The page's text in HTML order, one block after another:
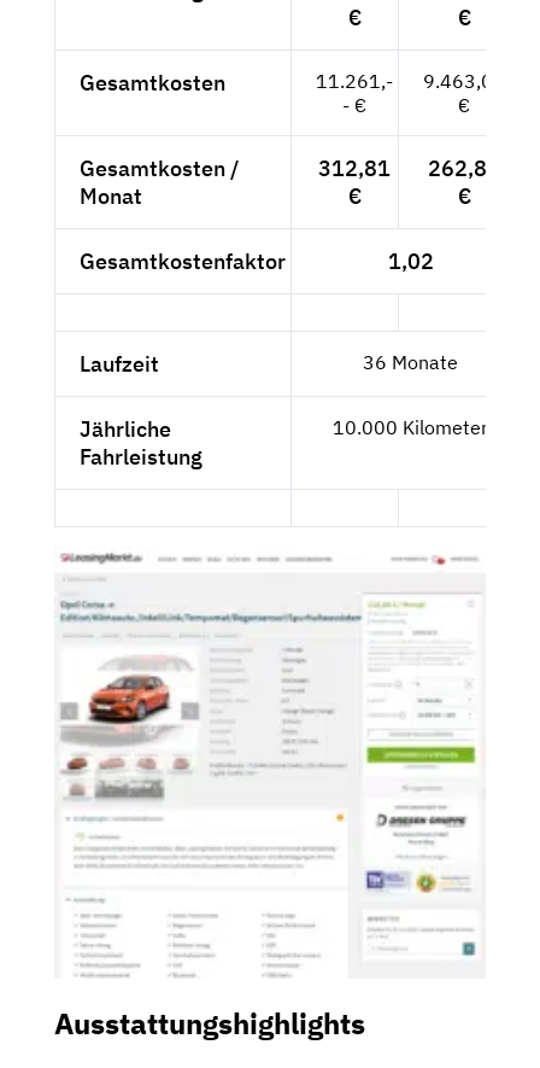
€
€
Gesamtkosten
11.261,-
- €
9.463,03
€
Gesamtkosten /
Monat
312,81
€
262,86
€
Gesamtkostenfaktor 1,02
Laufzeit 36 Monate
Jährliche
Fahrleistung
10.000 Kilometer
Ausstattungshighlights